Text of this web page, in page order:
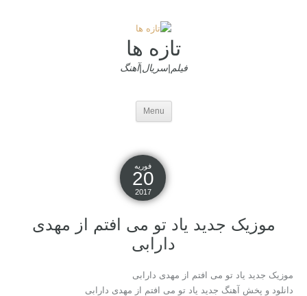
تازه ها
فیلم|سریال|آهنگ
Menu
فوریه
20
2017
موزیک جدید یاد تو می افتم از مهدی
دارابی
موزیک جدید یاد تو می افتم از مهدی دارابی
دانلود و پخش آهنگ جدید یاد تو می افتم از مهدی دارابی